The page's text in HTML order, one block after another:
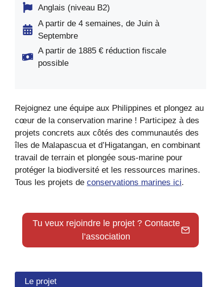
Anglais (niveau B2)
A partir de 4 semaines, de Juin à
Septembre
A partir de 1885 € réduction fiscale
possible
Rejoignez une équipe aux Philippines et plongez au
cœur de la conservation marine ! Participez à des
projets concrets aux côtés des communautés des
îles de Malapascua et d’Higatangan, en combinant
travail de terrain et plongée sous-marine pour
protéger la biodiversité et les ressources marines.
Tous les projets de conservations marines ici.
Tu veux rejoindre le projet ? Contacte
l’association
Le projet